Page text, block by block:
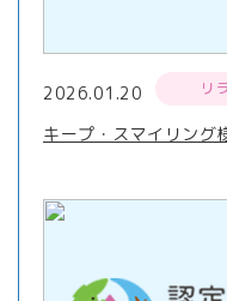
2026.01.20 リ
キープ・スマイリング